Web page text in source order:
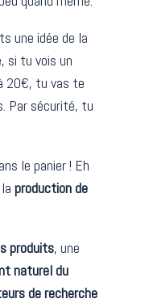
une idée de la
si tu vois un
20€, tu vas te
Par sécurité, tu
le panier ! Eh
production de
produits, une
naturel du
de recherche